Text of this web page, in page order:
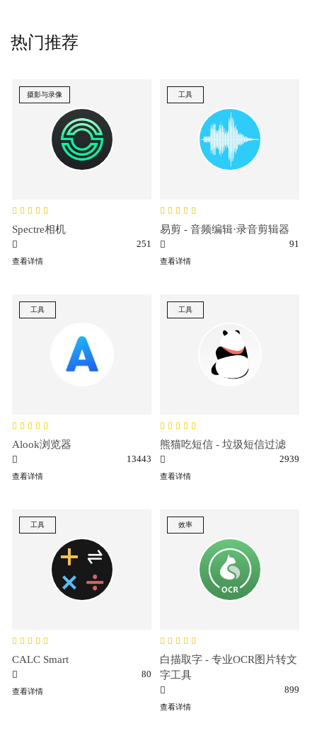
热门推荐
摄影与录像
Spectre相机
251
查看详情
工具
易剪 - 音频编辑·录音剪辑器
91
查看详情
工具
Alook浏览器
13443
查看详情
工具
熊猫吃短信 - 垃圾短信过滤
2939
查看详情
工具
CALC Smart
80
查看详情
效率
白描取字 - 专业OCR图片转文
字工具
899
查看详情